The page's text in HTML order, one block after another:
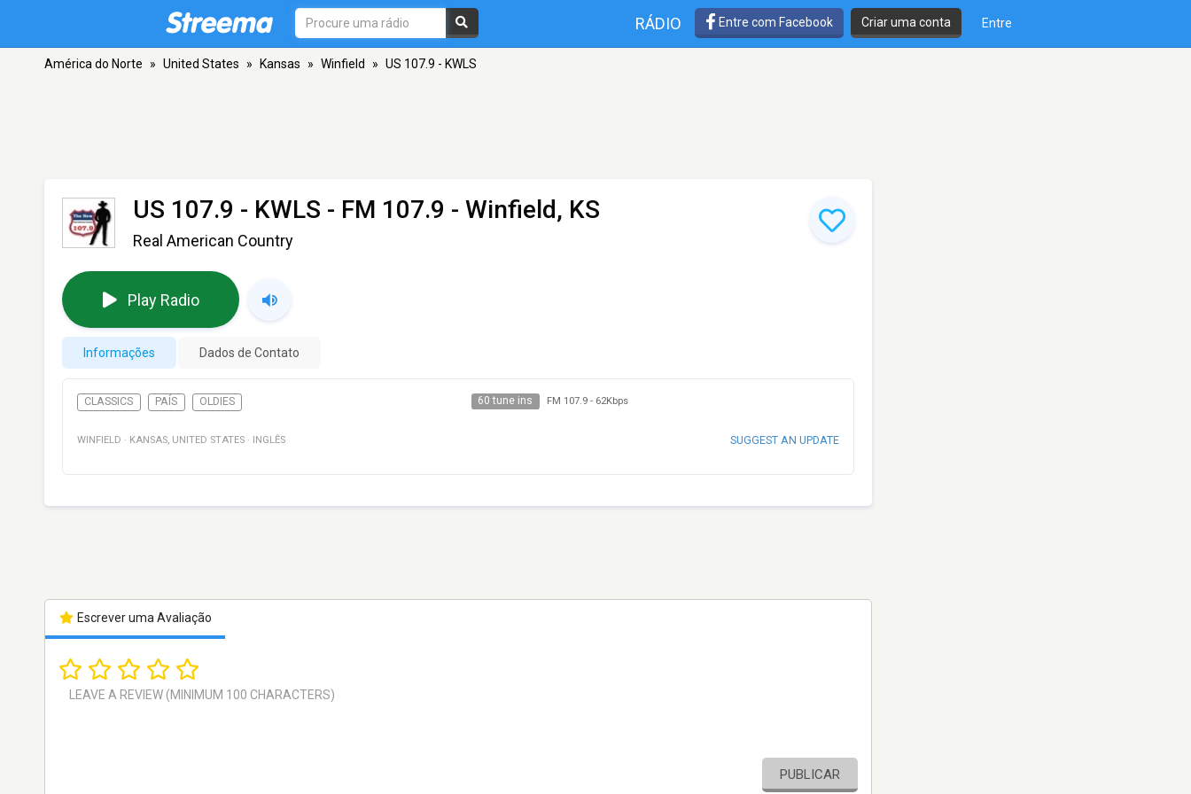
RÁDIO Entre com Facebook Criar uma conta Entre
América do Norte » United States » Kansas » Winfield » US 107.9 - KWLS
US 107.9 - KWLS - FM 107.9 - Winfield, KS
Real American Country
Play Radio
Informações Dados de Contato
CLASSICS PAÍS OLDIES 60 tune ins FM 107.9- 62Kbps
WINFIELD · KANSAS, UNITED STATES · INGLÊS SUGGEST AN UPDATE
Escrever uma Avaliação
PUBLICAR